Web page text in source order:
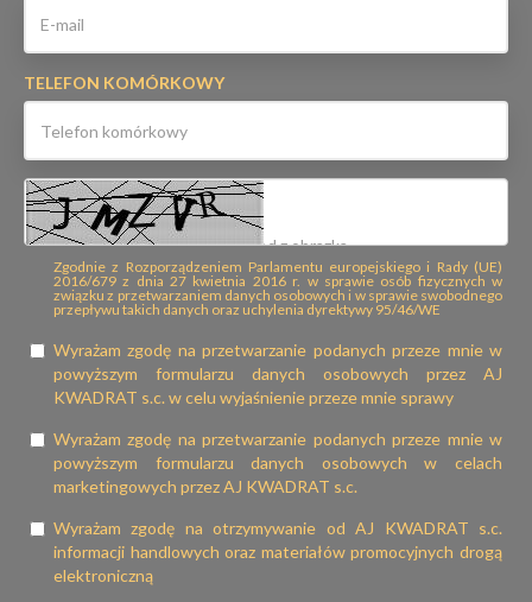
TELEFON KOMÓRKOWY
Zgodnie z Rozporządzeniem Parlamentu europejskiego i Rady (UE)
2016/679 z dnia 27 kwietnia 2016 r. w sprawie osób fizycznych w
związku z przetwarzaniem danych osobowych i w sprawie swobodnego
przepływu takich danych oraz uchylenia dyrektywy 95/46/WE
Wyrażam zgodę na przetwarzanie podanych przeze mnie w
powyższym formularzu danych osobowych przez AJ
KWADRAT s.c. w celu wyjaśnienie przeze mnie sprawy
Wyrażam zgodę na przetwarzanie podanych przeze mnie w
powyższym formularzu danych osobowych w celach
marketingowych przez AJ KWADRAT s.c.
Wyrażam zgodę na otrzymywanie od AJ KWADRAT s.c.
informacji handlowych oraz materiałów promocyjnych drogą
elektroniczną